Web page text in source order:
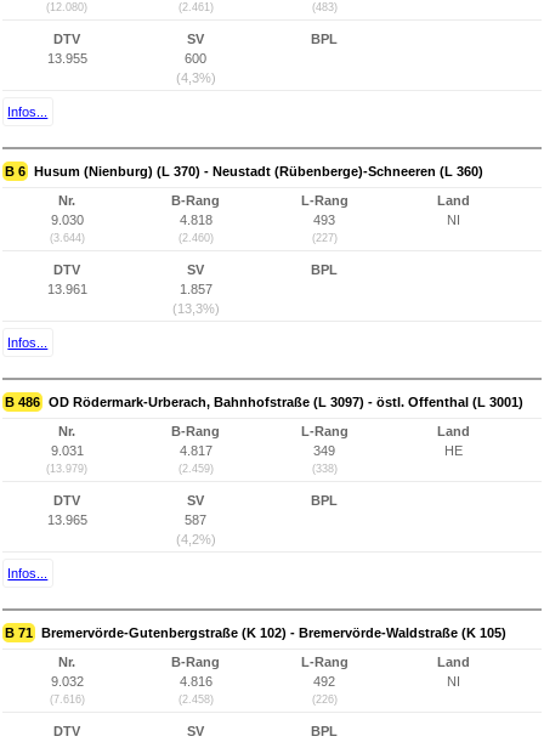
(12.080) (2.461) (483)
DTV
13.955
SV
600
(4,3%)
BPL
Infos...
B 6 Husum (Nienburg) (L 370) - Neustadt (Rübenberge)-Schneeren (L 360)
Nr.
9.030
(3.644)
B-Rang
4.818
(2.460)
L-Rang
493
(227)
Land
NI
DTV
13.961
SV
1.857
(13,3%)
BPL
Infos...
B 486 OD Rödermark-Urberach, Bahnhofstraße (L 3097) - östl. Offenthal (L 3001)
Nr.
9.031
(13.979)
B-Rang
4.817
(2.459)
L-Rang
349
(338)
Land
HE
DTV
13.965
SV
587
(4,2%)
BPL
Infos...
B 71 Bremervörde-Gutenbergstraße (K 102) - Bremervörde-Waldstraße (K 105)
Nr.
9.032
(7.616)
B-Rang
4.816
(2.458)
L-Rang
492
(226)
Land
NI
DTV SV BPL